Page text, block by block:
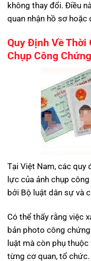
không thay đổi. Điều
quan nhận hồ sơ
Quy Định Về Thời
Chụp Công
Tại Việt Nam, các quy
lực của ảnh chụp
bởi Bộ luật dân sự và
Có thể thấy rằng việc
bản photo công
luật mà còn phụ thuộc
từng cơ quan, tổ chức.